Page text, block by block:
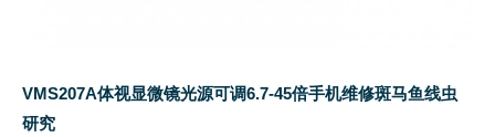
VMS207A体视显微镜光源可调6.7-45倍手机维修斑马鱼线虫
研究